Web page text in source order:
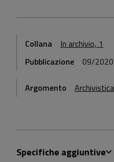
Collana In archivio, 1
Pubblicazione
09/2020
Argomento Archivistica
Specifiche aggiuntive